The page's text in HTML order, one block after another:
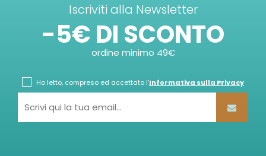
Iscriviti alla Newsletter
-5€ DI SCONTO
ordine minimo 49€
Ho letto, compreso ed accettato l'Informativa sulla Privacy